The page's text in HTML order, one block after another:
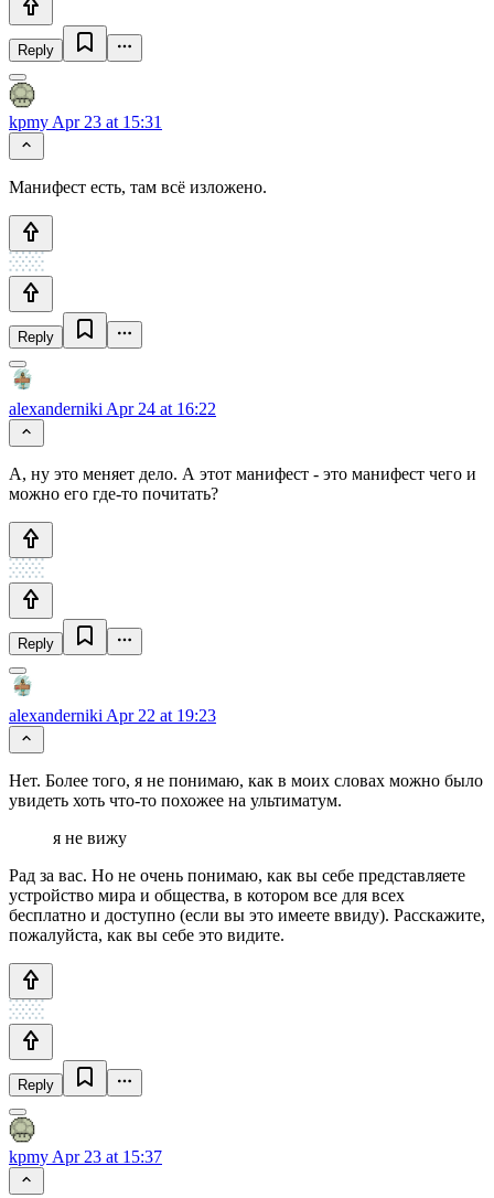
Reply
kpmy Apr 23 at 15:31
Манифест есть, там всё изложено.
Reply
alexanderniki Apr 24 at 16:22
А, ну это меняет дело. А этот манифест - это манифест чего и
можно его где-то почитать?
Reply
alexanderniki Apr 22 at 19:23
Нет. Более того, я не понимаю, как в моих словах можно было
увидеть хоть что-то похожее на ультиматум.
я не вижу
Рад за вас. Но не очень понимаю, как вы себе представляете
устройство мира и общества, в котором все для всех
бесплатно и доступно (если вы это имеете ввиду). Расскажите,
пожалуйста, как вы себе это видите.
Reply
kpmy Apr 23 at 15:37